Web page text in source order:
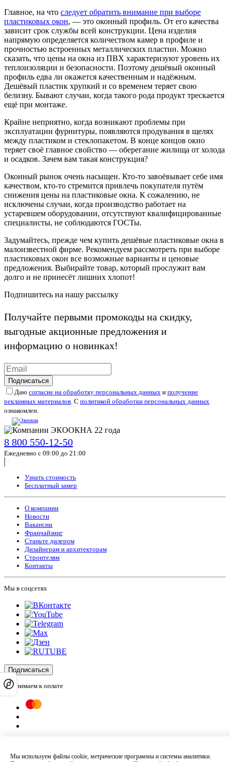
Главное, на что следует обратить внимание при выборе
пластиковых окон, — это оконный профиль. От его качества
зависит срок службы всей конструкции. Цена изделия
напрямую определяется количеством камер в профиле и
прочностью встроенных металлических пластин. Можно
сказать, что цены на окна из ПВХ характеризуют уровень их
теплоизоляции и безопасности. Поэтому дешёвый оконный
профиль едва ли окажется качественным и надёжным.
Дешёвый пластик хрупкий и со временем теряет свою
белизну. Бывают случаи, когда такого рода продукт трескается
ещё при монтаже.
Крайне неприятно, когда возникают проблемы при
эксплуатации фурнитуры, появляются продувания в щелях
между пластиком и стеклопакетом. В конце концов окно
теряет своё главное свойство — оберегание жилища от холода
и осадков. Зачем вам такая конструкция?
Оконный рынок очень насыщен. Кто-то завоёвывает себе имя
качеством, кто-то стремится привлечь покупателя путём
снижения цены на пластиковые окна. К сожалению, не
исключены случаи, когда производство работает на
устаревшем оборудовании, отсутствуют квалифицированные
специалисты, не соблюдаются ГОСТы.
Задумайтесь, прежде чем купить дешёвые пластиковые окна в
малоизвестной фирме. Рекомендуем рассмотреть при выборе
пластиковых окон все возможные варианты и ценовые
предложения. Выбирайте товар, который прослужит вам
долго и не принесёт лишних хлопот!
Подпишитесь на нашу рассылку
Получайте первыми промокоды на скидку,
выгодные акционные предложения и
информацию о новинках!
Подписаться
Даю согласие на обработку персональных данных и получение
рекламных материалов. С политикой обработки персональных данных
ознакомлен.
8 800 550-12-50
Ежедневно с 09:00 до 21:00
Узнать стоимость
Бесплатный замер
О компании
Новости
Вакансии
Франчайзинг
Станьте дилером
Дизайнерам и архитекторам
Строителям
Контакты
Мы в соцсетях
Подписаться
Принимаем к оплате
Оставляя на сайте свои контактные данные, Вы даете согласие на обработку
своих персональных данных в соответствии сполитикой
Мы используем файлы cookie, метрические программы и системы аналитики.